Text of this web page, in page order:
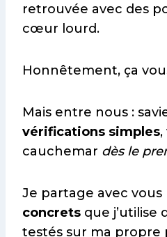
retrouvée avec des
cœur lourd.
Honnêtement, ça
Mais entre nous :
vérifications simples
cauchemar dès le
Je partage avec vous
concrets que j’utilise
testés sur ma propre